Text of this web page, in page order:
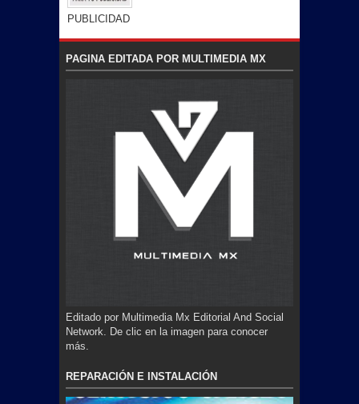
PUBLICIDAD
PAGINA EDITADA POR MULTIMEDIA MX
Editado por Multimedia Mx Editorial And Social
Network. De clic en la imagen para conocer
más.
REPARACIÓN E INSTALACIÓN